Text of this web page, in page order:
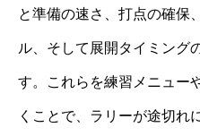
と準備の速さ、打点の確保
ル、そして展開タイミング
す。これらを練習メニュー
くことで、ラリーが途切れ